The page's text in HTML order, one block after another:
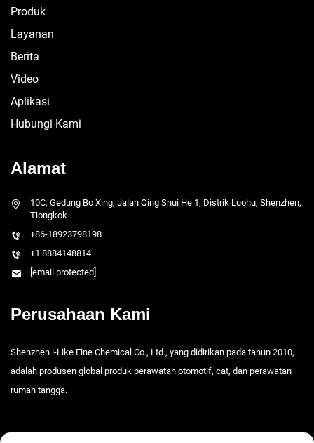
Produk
Layanan
Berita
Video
Aplikasi
Hubungi Kami
Alamat
10C, Gedung Bo Xing, Jalan Qing Shui He 1, Distrik Luohu, Shenzhen,
Tiongkok
+86-18923798198
+1 8884148814
[email protected]
Perusahaan Kami
Shenzhen i-Like Fine Chemical Co., Ltd., yang didirikan pada tahun 2010,
adalah produsen global produk perawatan otomotif, cat, dan perawatan
rumah tangga.